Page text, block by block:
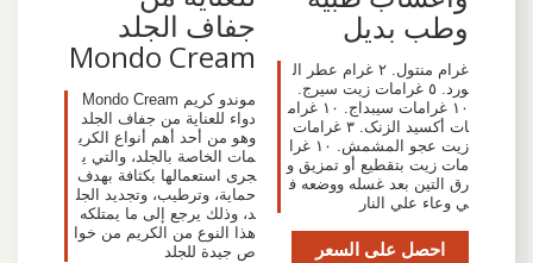
وطب بديل
غرام منتول. ٢ غرام عطر ال
ورد. ٥ غرامات زيت سيرج.
١٠ غرامات سيبداج. ١٠ غرام
ات أکسيد الزنک. ٣ غرامات
زيت عجو المشمش. ١٠ غرا
مات زيت بتقطيع أو تمزيق و
رق التين بعد غسله ووضعه ف
ي وعاء علي النار
احصل على السعر
جفاف الجلد
Mondo Cream
موندو كريم Mondo Cream
دواء للعناية من جفاف الجلد
وهو من أحد أهم أنواع الكري
مات الخاصة بالجلد، والتي ي
جرى استعمالها بكثافة بهدف
حماية، وترطيب، وتجديد الجل
د، وذلك يرجع إلى ما يمتلكه
هذا النوع من الكريم من خوا
ص جيدة للجلد